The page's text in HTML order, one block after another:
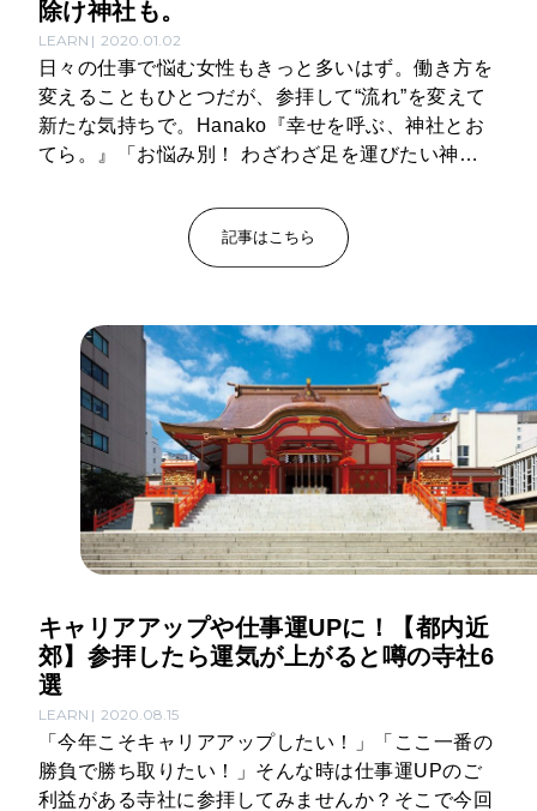
除け神社も。
LEARN 2020.01.02
日々の仕事で悩む女性もきっと多いはず。働き方を
変えることもひとつだが、参拝して“流れ”を変えて
新たな気持ちで。Hanako『幸せを呼ぶ、神社とお
てら。』「お悩み別！ わざわざ足を運びたい神
さんおすすめの東京都内の神社4社をご紹介しま
記事はこちら
キャリアアップや仕事運UPに！【都内近
郊】参拝したら運気が上がると噂の寺社6
選
LEARN 2020.08.15
「今年こそキャリアアップしたい！」「ここ一番の
勝負で勝ち取りたい！」そんな時は仕事運UPのご
利益がある寺社に参拝してみませんか？そこで今回